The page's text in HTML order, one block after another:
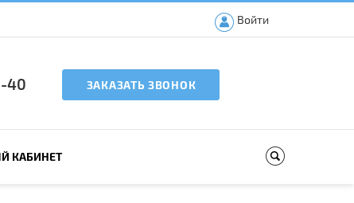
Войти
40 ЗАКАЗАТЬ ЗВОНОК
КАБИНЕТ